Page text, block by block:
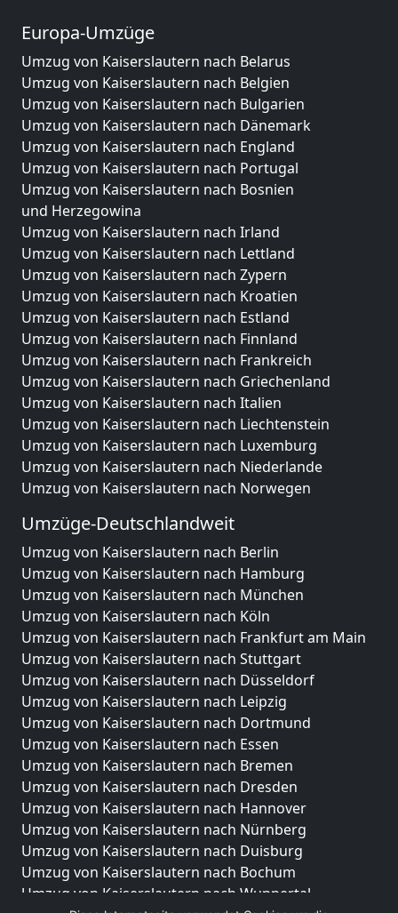
Europa-Umzüge
Umzug von Kaiserslautern nach Belarus
Umzug von Kaiserslautern nach Belgien
Umzug von Kaiserslautern nach Bulgarien
Umzug von Kaiserslautern nach Dänemark
Umzug von Kaiserslautern nach England
Umzug von Kaiserslautern nach Portugal
Umzug von Kaiserslautern nach Bosnien
und Herzegowina
Umzug von Kaiserslautern nach Irland
Umzug von Kaiserslautern nach Lettland
Umzug von Kaiserslautern nach Zypern
Umzug von Kaiserslautern nach Kroatien
Umzug von Kaiserslautern nach Estland
Umzug von Kaiserslautern nach Finnland
Umzug von Kaiserslautern nach Frankreich
Umzug von Kaiserslautern nach Griechenland
Umzug von Kaiserslautern nach Italien
Umzug von Kaiserslautern nach Liechtenstein
Umzug von Kaiserslautern nach Luxemburg
Umzug von Kaiserslautern nach Niederlande
Umzug von Kaiserslautern nach Norwegen
Umzüge-Deutschlandweit
Umzug von Kaiserslautern nach Berlin
Umzug von Kaiserslautern nach Hamburg
Umzug von Kaiserslautern nach München
Umzug von Kaiserslautern nach Köln
Umzug von Kaiserslautern nach Frankfurt am Main
Umzug von Kaiserslautern nach Stuttgart
Umzug von Kaiserslautern nach Düsseldorf
Umzug von Kaiserslautern nach Leipzig
Umzug von Kaiserslautern nach Dortmund
Umzug von Kaiserslautern nach Essen
Umzug von Kaiserslautern nach Bremen
Umzug von Kaiserslautern nach Dresden
Umzug von Kaiserslautern nach Hannover
Umzug von Kaiserslautern nach Nürnberg
Umzug von Kaiserslautern nach Duisburg
Umzug von Kaiserslautern nach Bochum
Umzug von Kaiserslautern nach Wuppertal